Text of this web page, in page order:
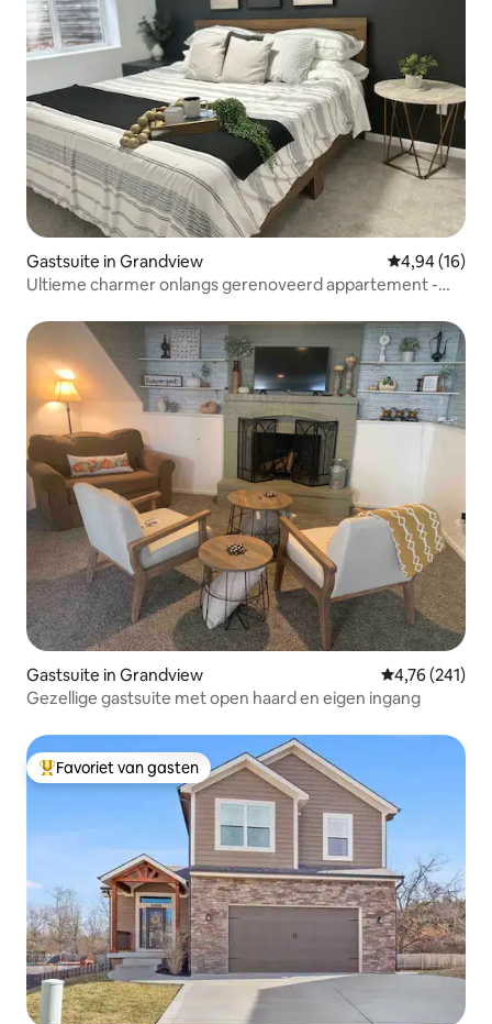
Gastsuite in Grandview Gemiddelde
4,94 (16)
Ultieme charmer onlangs gerenoveerd appartement -
Gastsuite in Grandview Gemiddelde
4,76 (241)
Gezellige gastsuite met open haard en eigen ingang
Topfavoriet van gasten
Favoriet van gasten